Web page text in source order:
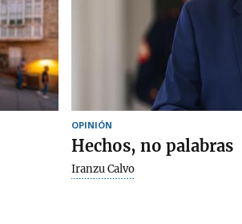
OPINIÓN
Hechos, no palabras
Iranzu Calvo